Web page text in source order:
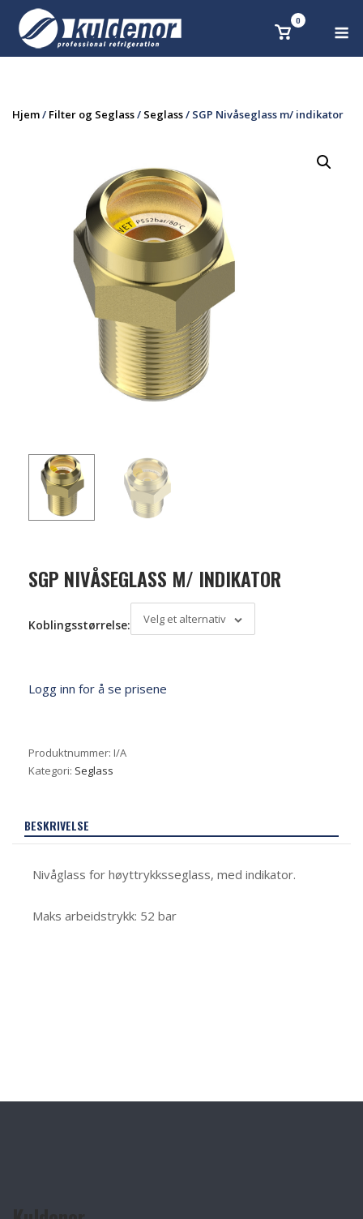
content
Se 0
Hjem/ Filter og Seglass/ Seglass/ SGP Nivåseglass m/ indikator
SGP NIVÅSEGLASS M/ INDIKATOR
Koblingsstørrelse: Velg et alternativ
Logg inn for å se prisene
Produktnummer: I/A
Kategori: Seglass
BESKRIVELSE
Nivåglass for høyttrykksseglass, med indikator.
Maks arbeidstrykk: 52 bar